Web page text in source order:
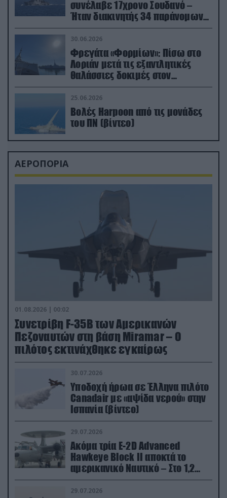
συνέλαβε 17χρονο Σουδανό –
Ήταν διακινητής 34 παράνομων
μεταναστών
30.06.2026
Φρεγάτα «Φορμίων»: Πίσω στο
Λοριάν μετά τις εξαντλητικές
θαλάσσιες δοκιμές στον
απαιτητικό Βισκαϊκό
25.06.2026
Βολές Harpoon από τις μονάδες
του ΠΝ (βίντεο)
ΑΕΡΟΠΟΡΙΑ
01.08.2026 | 00:02
Συνετρίβη F-35B των Αμερικανών
Πεζοναυτών στη βάση Miramar – Ο
πιλότος εκτινάχθηκε εγκαίρως
30.07.2026
Υποδοχή ήρωα σε Έλληνα πιλότο
Canadair με «αψίδα νερού» στην
Ισπανία (βίντεο)
29.07.2026
Ακόμα τρία E-2D Advanced
Hawkeye Block II αποκτά το
αμερικανικό Ναυτικό – Στο 1,2
δισ.δολάρια το κόστος
29.07.2026